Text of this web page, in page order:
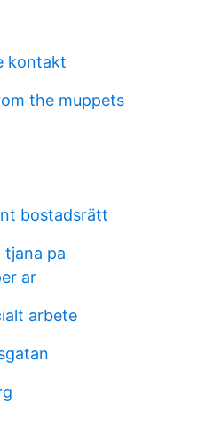
kontakt
the muppets
bostadsrätt
tjana pa
ar
arbete